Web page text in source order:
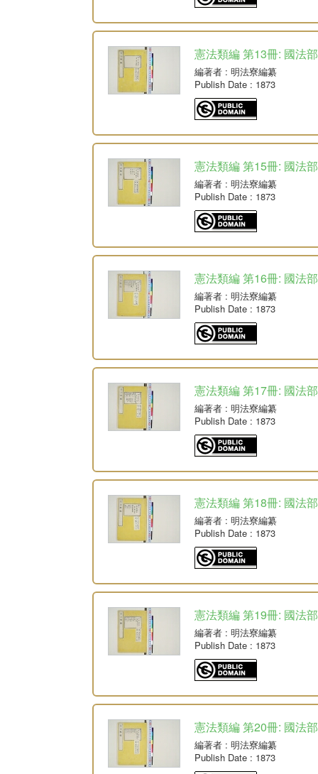
憲法類編 第13冊: 國法
編著者 : 明法寮編纂
Publish Date : 1873
憲法類編 第15冊: 國法
編著者 : 明法寮編纂
Publish Date : 1873
憲法類編 第16冊: 國法
編著者 : 明法寮編纂
Publish Date : 1873
憲法類編 第17冊: 國法
編著者 : 明法寮編纂
Publish Date : 1873
憲法類編 第18冊: 國法
編著者 : 明法寮編纂
Publish Date : 1873
憲法類編 第19冊: 國法
編著者 : 明法寮編纂
Publish Date : 1873
憲法類編 第20冊: 國法
編著者 : 明法寮編纂
Publish Date : 1873